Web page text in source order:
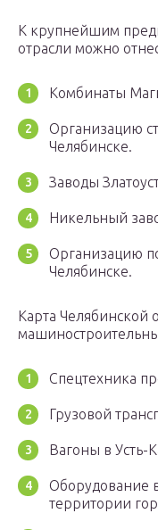
К крупнейшим
отрасли можно
Комбинаты
Организацию
Челябинске.
Заводы
Никельный
Организацию
Челябинске.
Карта Челябинской
Спецтехника
Грузовой
Вагоны в Усть-
Оборудование
территории